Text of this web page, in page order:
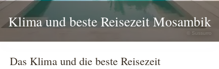
Klima und beste Reisezeit Mosambik
© Sussurro
Das Klima und die beste Reisezeit